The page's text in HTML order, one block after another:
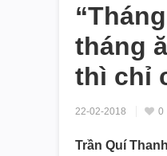
tháng
thì chỉ
22-02-2018 0
Trần Quí Thanh